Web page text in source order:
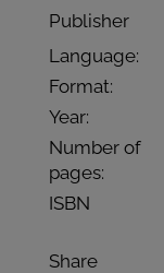
Publisher
Language:
Format:
Year:
Number of
pages:
ISBN
Share